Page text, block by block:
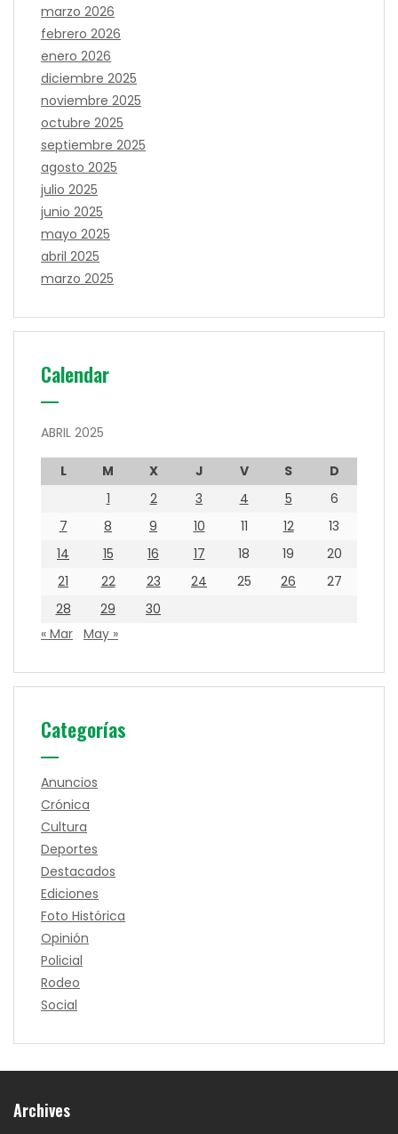
marzo 2026
febrero 2026
enero 2026
diciembre 2025
noviembre 2025
octubre 2025
septiembre 2025
agosto 2025
julio 2025
junio 2025
mayo 2025
abril 2025
marzo 2025
Calendar
ABRIL 2025
L M X J V S
D
1
2 3 4 5
6
7
8 9 10 11 12
13
14
15 16 17 18 19
20
21
22 23 24 25 26
27
28
29
30
« Mar May »
Categorías
Anuncios
Crónica
Cultura
Deportes
Destacados
Ediciones
Foto Histórica
Opinión
Policial
Rodeo
Social
Archives